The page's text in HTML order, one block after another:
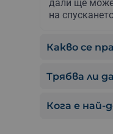
дали ще може
на
Какво се
Трябва ли
Кога е най-